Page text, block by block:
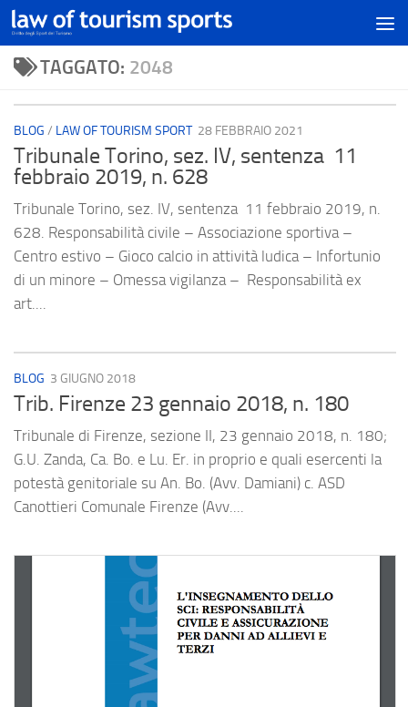
TAGGATO: 2048
BLOG / LAW OF TOURISM SPORT 28 FEBBRAIO 2021
Tribunale Torino, sez. IV, sentenza 11
febbraio 2019, n. 628
Tribunale Torino, sez. IV, sentenza 11 febbraio 2019, n.
628. Responsabilità civile – Associazione sportiva –
Centro estivo – Gioco calcio in attività ludica – Infortunio
di un minore – Omessa vigilanza – Responsabilità ex
art....
BLOG 3 GIUGNO 2018
Trib. Firenze 23 gennaio 2018, n. 180
Tribunale di Firenze, sezione II, 23 gennaio 2018, n. 180;
G.U. Zanda, Ca. Bo. e Lu. Er. in proprio e quali esercenti la
potestà genitoriale su An. Bo. (Avv. Damiani) c. ASD
Canottieri Comunale Firenze (Avv....